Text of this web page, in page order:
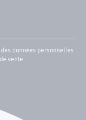
données personnelles
vente